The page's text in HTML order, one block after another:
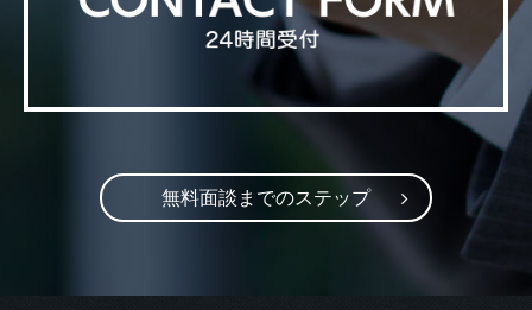
無料面談までのステップ